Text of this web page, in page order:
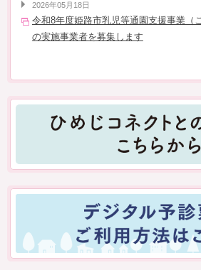
2026年05月18日
令和8年度姫路市乳児等通園支援事業（
の実施事業者を募集します